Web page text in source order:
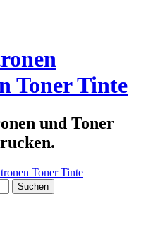
Toner Tinte
und Toner